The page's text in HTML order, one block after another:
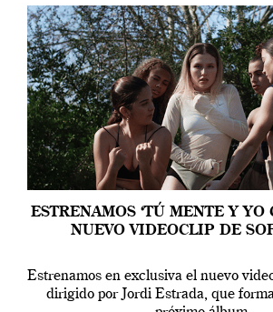
ESTRENAMOS ‘TÚ MENTE Y YO
NUEVO VIDEOCLIP DE
Estrenamos en exclusiva el nuevo
dirigido por Jordi Estrada, que